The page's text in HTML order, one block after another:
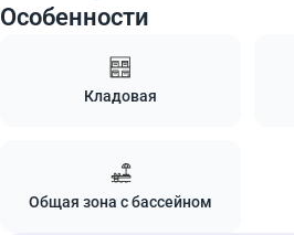
Особенности
Кладовая
Общая зона с бассейном